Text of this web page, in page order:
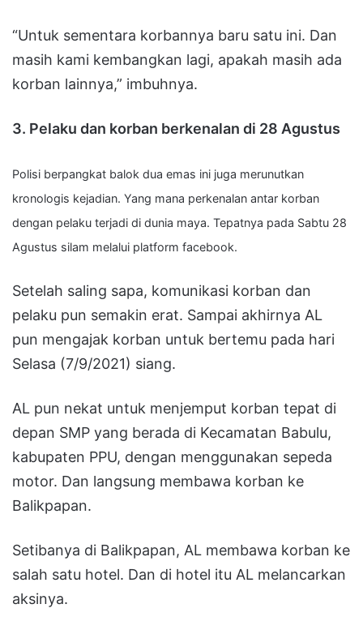
“Untuk sementara korbannya baru satu ini. Dan
masih kami kembangkan lagi, apakah masih ada
korban lainnya,” imbuhnya.
3. Pelaku dan korban berkenalan di 28 Agustus
Polisi berpangkat balok dua emas ini juga merunutkan
kronologis kejadian. Yang mana perkenalan antar korban
dengan pelaku terjadi di dunia maya. Tepatnya pada Sabtu 28
Agustus silam melalui platform facebook.
Setelah saling sapa, komunikasi korban dan
pelaku pun semakin erat. Sampai akhirnya AL
pun mengajak korban untuk bertemu pada hari
Selasa (7/9/2021) siang.
AL pun nekat untuk menjemput korban tepat di
depan SMP yang berada di Kecamatan Babulu,
kabupaten PPU, dengan menggunakan sepeda
motor. Dan langsung membawa korban ke
Balikpapan.
Setibanya di Balikpapan, AL membawa korban ke
salah satu hotel. Dan di hotel itu AL melancarkan
aksinya.